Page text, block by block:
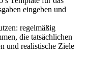
eingeben und
regelmäßig
die tatsächlichen
und realistische Ziele